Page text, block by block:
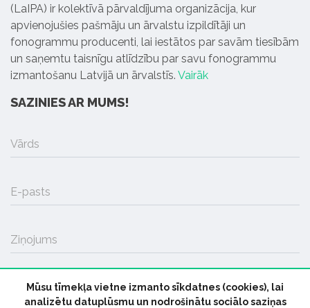
(LaIPA) ir kolektīvā pārvaldījuma organizācija, kur
apvienojušies pašmāju un ārvalstu izpildītāji un
fonogrammu producenti, lai iestātos par savām tiesībām
un saņemtu taisnīgu atlīdzību par savu fonogrammu
izmantošanu Latvijā un ārvalstīs. Vairāk
SAZINIES AR MUMS!
Vārds
E-pasts
Ziņojums
SŪTĪT
Mūsu tīmekļa vietne izmanto sīkdatnes (cookies), lai
analizētu datuplūsmu un nodrošinātu sociālo saziņas